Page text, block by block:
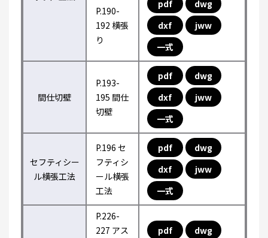
P.190-
192 横張
り
pdf
dwg
dxf
jww
一式
間仕切壁
P.193-
195 間仕
切壁
pdf
dwg
dxf
jww
一式
セフティシー
ル横張工法
P.196 セ
フティシ
ール横張
工法
pdf
dwg
dxf
jww
一式
P.226-
227 アス
pdf
dwg